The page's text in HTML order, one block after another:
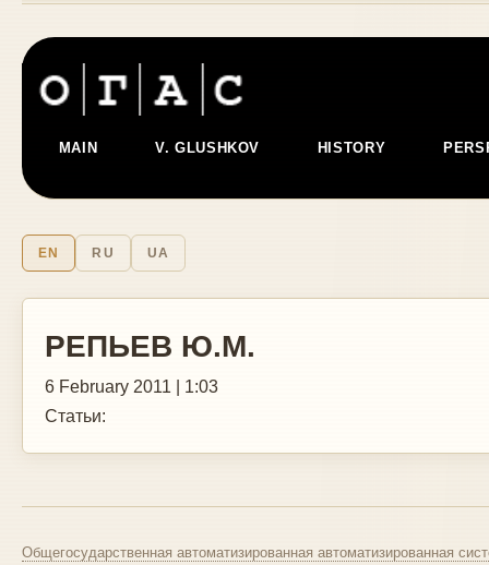
MAIN V. GLUSHKOV HISTORY
EN RU UA
РЕПЬЕВ Ю.М.
6 February 2011 | 1:03
Статьи:
Общегосударственная автоматизированная автоматизированная